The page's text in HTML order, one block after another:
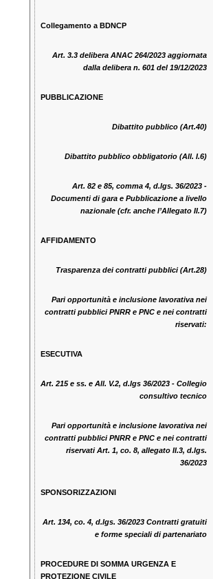
Collegamento a BDNCP
Art. 3.3 delibera ANAC 264/2023 aggiornata
dalla delibera n. 601 del 19/12/2023
PUBBLICAZIONE
Dibattito pubblico (Art.40)
Dibattito pubblico obbligatorio (All. I.6)
Art. 82 e 85, comma 4, d.lgs. 36/2023 -
Documenti di gara e Pubblicazione a livello
nazionale (cfr. anche l’Allegato II.7)
AFFIDAMENTO
Trasparenza dei contratti pubblici (Art.28)
Pari opportunità e inclusione lavorativa nei
contratti pubblici PNRR e PNC e nei contratti
riservati:
ESECUTIVA
Art. 215 e ss. e All. V.2, d.lgs 36/2023 - Collegio
consultivo tecnico
Pari opportunità e inclusione lavorativa nei
contratti pubblici PNRR e PNC e nei contratti
riservati Art. 1, co. 8, allegato II.3, d.lgs.
36/2023
SPONSORIZZAZIONI
Art. 134, co. 4, d.lgs. 36/2023 Contratti gratuiti
e forme speciali di partenariato
PROCEDURE DI SOMMA URGENZA E
PROTEZIONE CIVILE